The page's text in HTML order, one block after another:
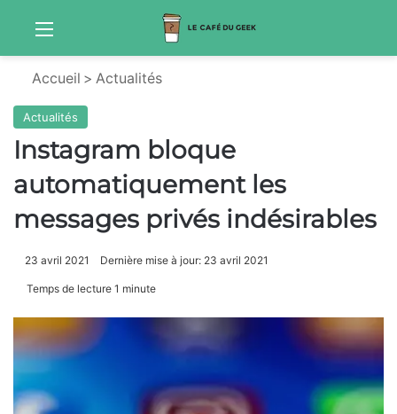
Menu
Accueil > Actualités
Actualités
Instagram bloque
automatiquement les
messages privés indésirables
23 avril 2021 Dernière mise à jour: 23 avril 2021
Temps de lecture 1 minute